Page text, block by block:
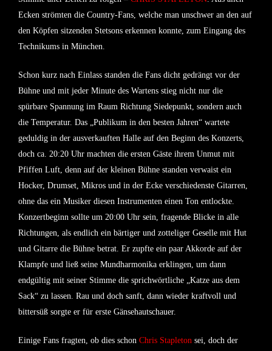
Ecken strömten die Country-Fans, welche man unschwer an den auf
den Köpfen sitzenden Stetsons erkennen konnte, zum Eingang des
Technikums in München.
Schon kurz nach Einlass standen die Fans dicht gedrängt vor der
Bühne und mit jeder Minute des Wartens stieg nicht nur die
spürbare Spannung im Raum Richtung Siedepunkt, sondern auch
die Temperatur. Das „Publikum in den besten Jahren“ wartete
geduldig in der ausverkauften Halle auf den Beginn des Konzerts,
doch ca. 20:20 Uhr machten die ersten Gäste ihrem Unmut mit
Pfiffen Luft, denn auf der kleinen Bühne standen verwaist ein
Hocker, Drumset, Mikros und in der Ecke verschiedenste Gitarren,
ohne das ein Musiker diesen Instrumenten einen Ton entlockte.
Konzertbeginn sollte um 20:00 Uhr sein, fragende Blicke in alle
Richtungen, als endlich ein bärtiger und zotteliger Geselle mit Hut
und Gitarre die Bühne betrat. Er zupfte ein paar Akkorde auf der
Klampfe und ließ seine Mundharmonika erklingen, um dann
endgültig mit seiner Stimme die sprichwörtliche „Katze aus dem
Sack“ zu lassen. Rau und doch sanft, dann wieder kraftvoll und
bittersüß sorgte er für erste Gänsehautschauer.
Einige Fans fragten, ob dies schon Chris Stapleton sei, doch der